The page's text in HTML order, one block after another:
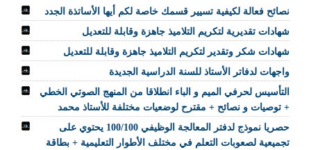
نصائح فعالة لكيفية تسيير قسمك خاصة لكم أيها الأساتذة الجدد
شهادات تقديرية لتكريم التلاميذ جاهزة وقابلة للتعديل
شهادات شكر وتقدير لتكريم التلاميذ جاهزة وقابلة للتعديل
واجهات لدفاتر الأستاذ للسنة الدراسية الجديدة
التأسيس لحرفي الميم و الباء انطلاقا من المنهج الصوتي الخطي
+ توصيات و نصائح + مقترح لوضعيات مختلفة للأستاذ محمد
حصريا نموذج لدفتر المعالجة الوظيفي 100/100 يحتوي على
تجميعية لصعوبات التعلم في مختلف الأطوار التعليمية + بطاقة